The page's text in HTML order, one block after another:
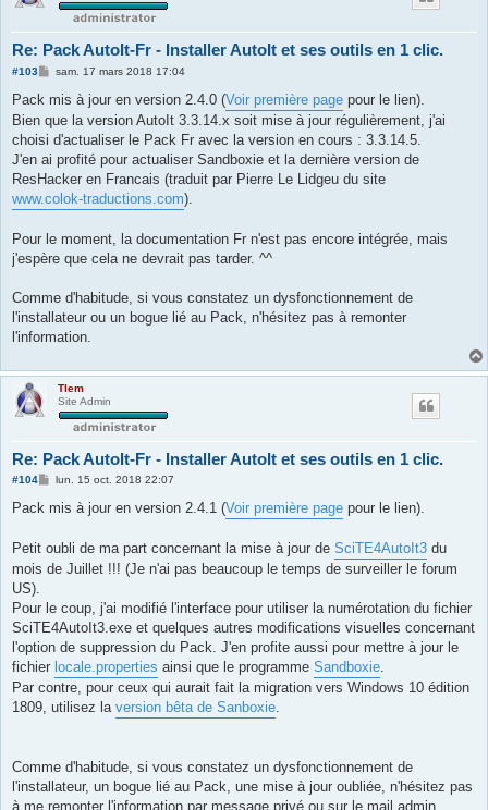
Re: Pack AutoIt-Fr - Installer AutoIt et ses outils en 1 clic.
#103
M
s
a
g
e
sam. 17 mars 2018 17:04
Pack mis à jour en version 2.4.0 (Voir première page pour le lien).
Bien que la version AutoIt 3.3.14.x soit mise à jour régulièrement, j'ai
choisi d'actualiser le Pack Fr avec la version en cours : 3.3.14.5.
J'en ai profité pour actualiser Sandboxie et la dernière version de
ResHacker en Francais (traduit par Pierre Le Lidgeu du site
www.colok-traductions.com).
Pour le moment, la documentation Fr n'est pas encore intégrée, mais
j'espère que cela ne devrait pas tarder. ^^
Comme d'habitude, si vous constatez un dysfonctionnement de
l'installateur ou un bogue lié au Pack, n'hésitez pas à remonter
l'information.
Tlem
Site Admin
Re: Pack AutoIt-Fr - Installer AutoIt et ses outils en 1 clic.
#104
M
s
g
e
lun. 15 oct. 2018 22:07
Pack mis à jour en version 2.4.1 (Voir première page pour le lien).
Petit oubli de ma part concernant la mise à jour de SciTE4AutoIt3 du
mois de Juillet !!! (Je n'ai pas beaucoup le temps de surveiller le forum
US).
Pour le coup, j'ai modifié l'interface pour utiliser la numérotation du fichier
SciTE4AutoIt3.exe et quelques autres modifications visuelles concernant
l'option de suppression du Pack. J'en profite aussi pour mettre à jour le
fichier locale.properties ainsi que le programme Sandboxie.
Par contre, pour ceux qui aurait fait la migration vers Windows 10 édition
1809, utilisez la version bêta de Sanboxie.
Comme d'habitude, si vous constatez un dysfonctionnement de
l'installateur, un bogue lié au Pack, une mise à jour oubliée, n'hésitez pas
à me remonter l'information par message privé ou sur le mail admin.